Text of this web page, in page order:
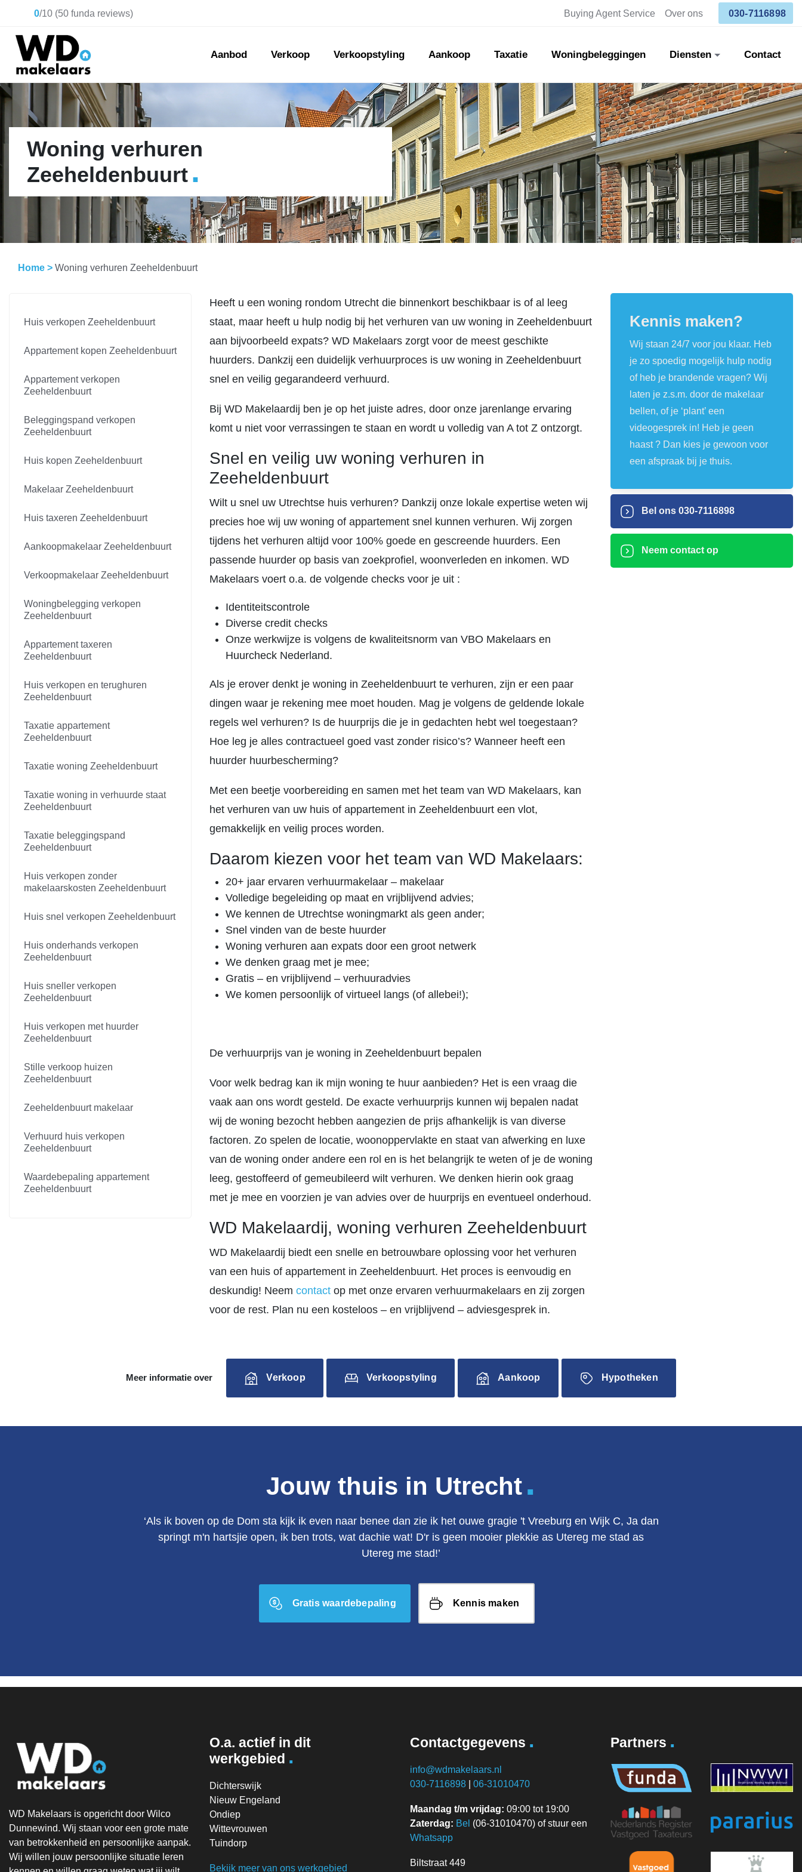
0/10 (50 funda reviews) Buying Agent Service Over ons 030-7116898
Aanbod Verkoop Verkoopstyling Aankoop Taxatie Woningbeleggingen Diensten Contact
Woning verhuren
Zeeheldenbuurt.
Home > Woning verhuren Zeeheldenbuurt
Huis verkopen Zeeheldenbuurt
Appartement kopen Zeeheldenbuurt
Appartement verkopen
Zeeheldenbuurt
Beleggingspand verkopen
Zeeheldenbuurt
Huis kopen Zeeheldenbuurt
Makelaar Zeeheldenbuurt
Huis taxeren Zeeheldenbuurt
Aankoopmakelaar Zeeheldenbuurt
Verkoopmakelaar Zeeheldenbuurt
Woningbelegging verkopen
Zeeheldenbuurt
Appartement taxeren
Zeeheldenbuurt
Huis verkopen en terughuren
Zeeheldenbuurt
Taxatie appartement
Zeeheldenbuurt
Taxatie woning Zeeheldenbuurt
Taxatie woning in verhuurde staat
Zeeheldenbuurt
Taxatie beleggingspand
Zeeheldenbuurt
Huis verkopen zonder
makelaarskosten Zeeheldenbuurt
Huis snel verkopen Zeeheldenbuurt
Huis onderhands verkopen
Zeeheldenbuurt
Huis sneller verkopen
Zeeheldenbuurt
Huis verkopen met huurder
Zeeheldenbuurt
Stille verkoop huizen
Zeeheldenbuurt
Zeeheldenbuurt makelaar
Verhuurd huis verkopen
Zeeheldenbuurt
Waardebepaling appartement
Zeeheldenbuurt
Heeft u een woning rondom Utrecht die binnenkort beschikbaar is of al leeg
staat, maar heeft u hulp nodig bij het verhuren van uw woning in Zeeheldenbuurt
aan bijvoorbeeld expats? WD Makelaars zorgt voor de meest geschikte
huurders. Dankzij een duidelijk verhuurproces is uw woning in Zeeheldenbuurt
snel en veilig gegarandeerd verhuurd.
Bij WD Makelaardij ben je op het juiste adres, door onze jarenlange ervaring
komt u niet voor verrassingen te staan en wordt u volledig van A tot Z ontzorgt.
Snel en veilig uw woning verhuren in
Zeeheldenbuurt
Wilt u snel uw Utrechtse huis verhuren? Dankzij onze lokale expertise weten wij
precies hoe wij uw woning of appartement snel kunnen verhuren. Wij zorgen
tijdens het verhuren altijd voor 100% goede en gescreende huurders. Een
passende huurder op basis van zoekprofiel, woonverleden en inkomen. WD
Makelaars voert o.a. de volgende checks voor je uit :
Identiteitscontrole
Diverse credit checks
Onze werkwijze is volgens de kwaliteitsnorm van VBO Makelaars en
Huurcheck Nederland.
Als je erover denkt je woning in Zeeheldenbuurt te verhuren, zijn er een paar
dingen waar je rekening mee moet houden. Mag je volgens de geldende lokale
regels wel verhuren? Is de huurprijs die je in gedachten hebt wel toegestaan?
Hoe leg je alles contractueel goed vast zonder risico’s? Wanneer heeft een
huurder huurbescherming?
Met een beetje voorbereiding en samen met het team van WD Makelaars, kan
het verhuren van uw huis of appartement in Zeeheldenbuurt een vlot,
gemakkelijk en veilig proces worden.
Daarom kiezen voor het team van WD Makelaars:
20+ jaar ervaren verhuurmakelaar – makelaar
Volledige begeleiding op maat en vrijblijvend advies;
We kennen de Utrechtse woningmarkt als geen ander;
Snel vinden van de beste huurder
Woning verhuren aan expats door een groot netwerk
We denken graag met je mee;
Gratis – en vrijblijvend – verhuuradvies
We komen persoonlijk of virtueel langs (of allebei!);
De verhuurprijs van je woning in Zeeheldenbuurt bepalen
Voor welk bedrag kan ik mijn woning te huur aanbieden? Het is een vraag die
vaak aan ons wordt gesteld. De exacte verhuurprijs kunnen wij bepalen nadat
wij de woning bezocht hebben aangezien de prijs afhankelijk is van diverse
factoren. Zo spelen de locatie, woonoppervlakte en staat van afwerking en luxe
van de woning onder andere een rol en is het belangrijk te weten of je de woning
leeg, gestoffeerd of gemeubileerd wilt verhuren. We denken hierin ook graag
met je mee en voorzien je van advies over de huurprijs en eventueel onderhoud.
WD Makelaardij, woning verhuren Zeeheldenbuurt
WD Makelaardij biedt een snelle en betrouwbare oplossing voor het verhuren
van een huis of appartement in Zeeheldenbuurt. Het proces is eenvoudig en
deskundig! Neem contact op met onze ervaren verhuurmakelaars en zij zorgen
voor de rest. Plan nu een kosteloos – en vrijblijvend – adviesgesprek in.
Kennis maken?
Wij staan 24/7 voor jou klaar. Heb
je zo spoedig mogelijk hulp nodig
of heb je brandende vragen? Wij
laten je z.s.m. door de makelaar
bellen, of je ‘plant’ een
videogesprek in! Heb je geen
haast ? Dan kies je gewoon voor
een afspraak bij je thuis.
Bel ons 030-7116898
Neem contact op
Meer informatie over Verkoop Verkoopstyling Aankoop Hypotheken
Jouw thuis in Utrecht.
‘Als ik boven op de Dom sta kijk ik even naar benee dan zie ik het ouwe gragie 't Vreeburg en Wijk C, Ja dan
springt m'n hartsjie open, ik ben trots, wat dachie wat! D'r is geen mooier plekkie as Utereg me stad as
Utereg me stad!’
Gratis waardebepaling Kennis maken
WD Makelaars is opgericht door Wilco
Dunnewind. Wij staan voor een grote mate
van betrokkenheid en persoonlijke aanpak.
Wij willen jouw persoonlijke situatie leren
O.a. actief in dit
werkgebied .
Dichterswijk
Nieuw Engeland
Ondiep
Wittevrouwen
Tuindorp
Bekijk meer van ons werkgebied
Contactgegevens .
info@wdmakelaars.nl
030-7116898
06-31010470
Maandag t/m vrijdag: 09:00 tot 19:00
Zaterdag: Bel (06-31010470) of stuur een
Whatsapp
Biltstraat 449
Partners .